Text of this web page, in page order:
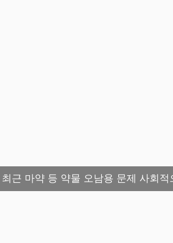
근 마약 등 약물 오남용 문제 사회적